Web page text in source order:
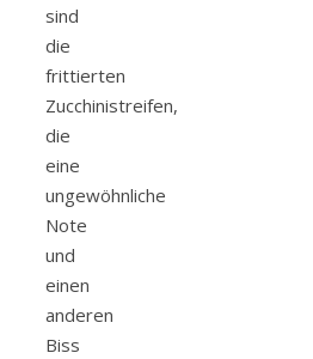
sind
die
frittierten
Zucchinistreifen,
die
eine
ungewöhnliche
Note
und
einen
anderen
Biss